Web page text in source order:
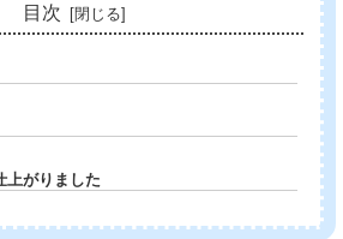
目次
上がりました